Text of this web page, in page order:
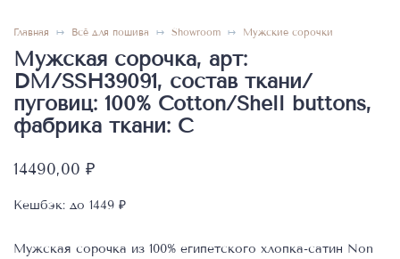
Главная Всё для пошива Showroom Мужские сорочки
Мужская сорочка, арт:
DM/SSH39091, состав ткани/
пуговиц: 100% Cotton/Shell buttons,
фабрика ткани: C
14490,00 ₽
Кешбэк: до 1449 ₽
Мужская сорочка из 100% египетского хлопка-сатин Non